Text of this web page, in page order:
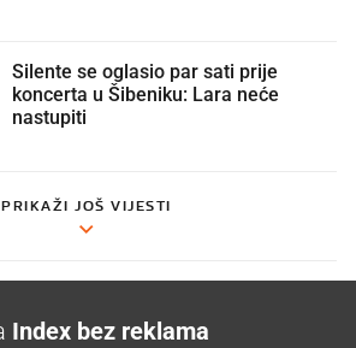
Silente se oglasio par sati prije
koncerta u Šibeniku: Lara neće
nastupiti
PRIKAŽI JOŠ VIJESTI
Index bez reklama